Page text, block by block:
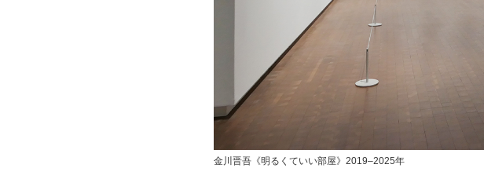
金川晋吾《明るくていい部屋》2019–2025年